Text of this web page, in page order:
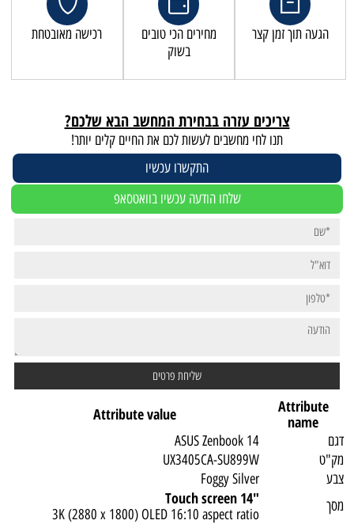
הגעה תוך זמן קצר
מחירים הכי טובים
בשוק
רכישה מאובטחת
צריכים עזרה בבחירת המחשב הבא שלכם?
תנו לחי מחשבים לעשות לכם את החיים קלים יותר!
התקשרו עכשיו
שלחו הודעה עכשיו בוואטסאפ
Attribute
name
Attribute value
דגם
ASUS Zenbook 14
מק"ט
UX3405CA-SU899W
צבע
Foggy Silver
מסך
"14
Touch screen
3K (2880 x 1800) OLED 16:10 aspect ratio